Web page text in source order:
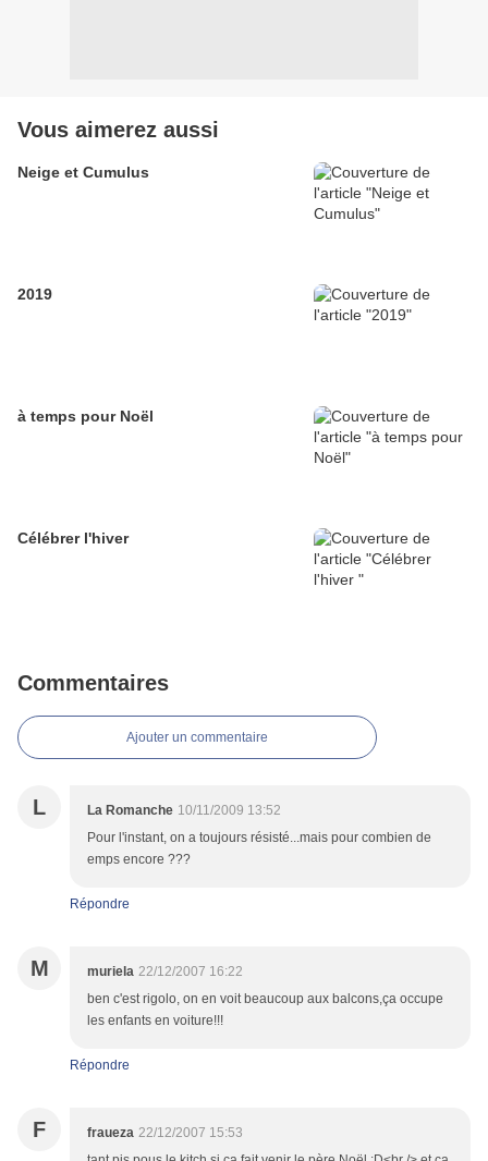
Vous aimerez aussi
Neige et Cumulus
2019
à temps pour Noël
Célébrer l'hiver
Commentaires
Ajouter un commentaire
L La Romanche 10/11/2009 13:52
Pour l'instant, on a toujours résisté...mais pour combien de
emps encore ???
Répondre
M muriela 22/12/2007 16:22
ben c'est rigolo, on en voit beaucoup aux balcons,ça occupe
les enfants en voiture!!!
Répondre
F fraueza 22/12/2007 15:53